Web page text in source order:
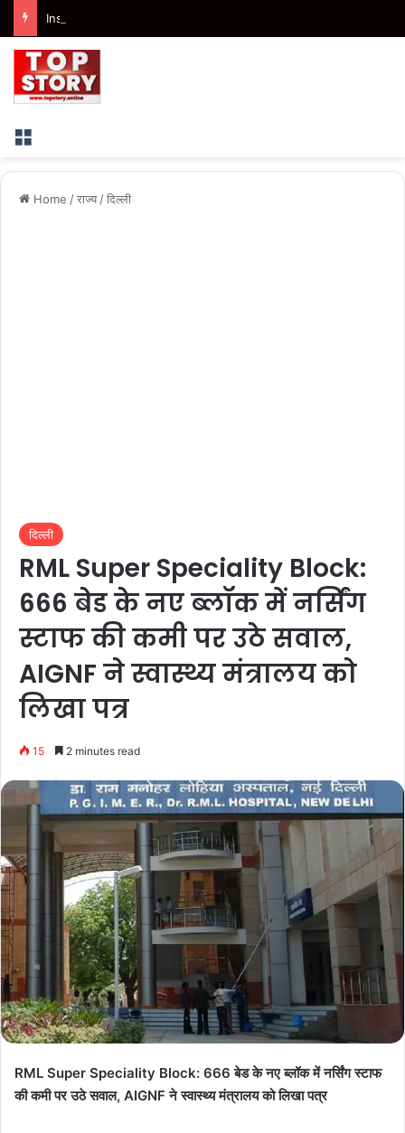
Menu
Home /राज्य /दिल्ली
दिल्ली
RML Super Speciality Block:
666 बेड के नए ब्लॉक में नर्सिंग
स्टाफ की कमी पर उठे सवाल,
AIGNF ने स्वास्थ्य मंत्रालय को
लिखा पत्र
15 2 minutes read
RML Super Speciality Block: 666 बेड के नए ब्लॉक में नर्सिंग स्टाफ
की कमी पर उठे सवाल, AIGNF ने स्वास्थ्य मंत्रालय को लिखा पत्र